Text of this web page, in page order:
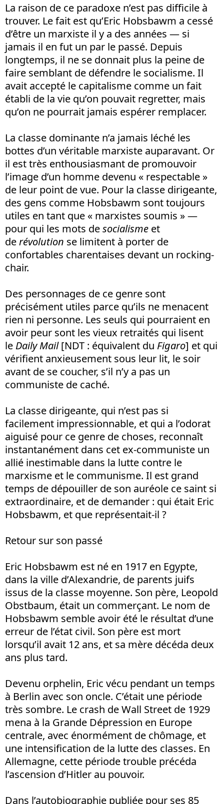
La raison de ce paradoxe n’est pas difficile à
trouver. Le fait est qu’Eric Hobsbawm a cessé
d’être un marxiste il y a des années — si
jamais il en fut un par le passé. Depuis
longtemps, il ne se donnait plus la peine de
faire semblant de défendre le socialisme. Il
avait accepté le capitalisme comme un fait
établi de la vie qu’on pouvait regretter, mais
qu’on ne pourrait jamais espérer remplacer.
La classe dominante n’a jamais léché les
bottes d’un véritable marxiste auparavant. Or
il est très enthousiasmant de promouvoir
l’image d’un homme devenu « respectable »
de leur point de vue. Pour la classe dirigeante,
des gens comme Hobsbawm sont toujours
utiles en tant que « marxistes soumis » —
pour qui les mots desocialisme et
derévolution se limitent à porter de
confortables charentaises devant un rocking-
chair.
Des personnages de ce genre sont
précisément utiles parce qu’ils ne menacent
rien ni personne. Les seuls qui pourraient en
avoir peur sont les vieux retraités qui lisent
le Daily Mail[NDT : équivalent du Figaro] et qui
vérifient anxieusement sous leur lit, le soir
avant de se coucher, s’il n’y a pas un
communiste de caché.
La classe dirigeante, qui n’est pas si
facilement impressionnable, et qui a l’odorat
aiguisé pour ce genre de choses, reconnaît
instantanément dans cet ex-communiste un
allié inestimable dans la lutte contre le
marxisme et le communisme. Il est grand
temps de dépouiller de son auréole ce saint si
extraordinaire, et de demander : qui était Eric
Hobsbawm, et que représentait-il ?
Retour sur son passé
Eric Hobsbawm est né en 1917 en Egypte,
dans la ville d’Alexandrie, de parents juifs
issus de la classe moyenne. Son père, Leopold
Obstbaum, était un commerçant. Le nom de
Hobsbawm semble avoir été le résultat d’une
erreur de l’état civil. Son père est mort
lorsqu’il avait 12 ans, et sa mère décéda deux
ans plus tard.
Devenu orphelin, Eric vécu pendant un temps
à Berlin avec son oncle. C’était une période
très sombre. Le crash de Wall Street de 1929
mena à la Grande Dépression en Europe
centrale, avec énormément de chômage, et
une intensification de la lutte des classes. En
Allemagne, cette période trouble précéda
l’ascension d’Hitler au pouvoir.
Dans l’autobiographie publiée pour ses 85